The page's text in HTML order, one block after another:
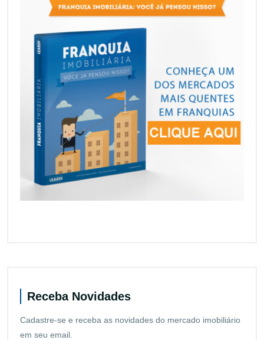
Receba Novidades
Cadastre-se e receba as novidades do mercado imobiliário
em seu email.